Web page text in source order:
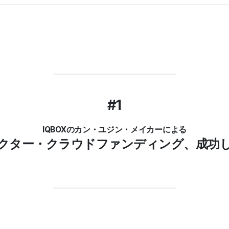
#1
IQBOXのカン・ユジン・メイカーによる
ター・クラウドファンディング、成功